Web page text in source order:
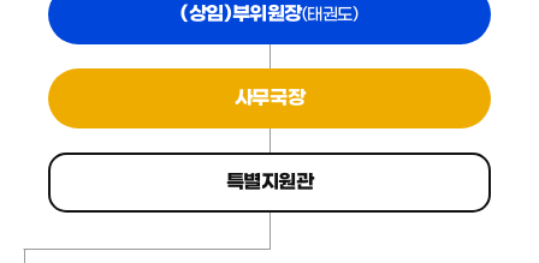
(상임)부위원장(태권도)
사무국장
특별지원관